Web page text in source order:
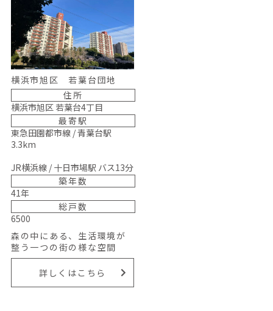
横浜市旭区 若葉台団地
住所
横浜市旭区 若葉台4丁目
最寄駅
東急田園都市線 / 青葉台駅
3.3km
JR横浜線 / 十日市場駅 バス13分
築年数
41年
総戸数
6500
森の中にある、生活環境が
整う一つの街の様な空間
詳しくはこちら